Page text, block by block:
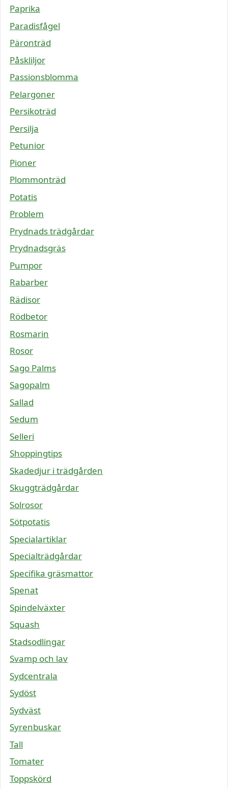
Paprika
Paradisfågel
Päronträd
Påskliljor
Passionsblomma
Pelargoner
Persikoträd
Persilja
Petunior
Pioner
Plommonträd
Potatis
Problem
Prydnads trädgårdar
Prydnadsgräs
Pumpor
Rabarber
Rädisor
Rödbetor
Rosmarin
Rosor
Sago Palms
Sagopalm
Sallad
Sedum
Selleri
Shoppingtips
Skadedjur i trädgården
Skuggträdgårdar
Solrosor
Sötpotatis
Specialartiklar
Specialträdgårdar
Specifika gräsmattor
Spenat
Spindelväxter
Squash
Stadsodlingar
Svamp och lav
Sydcentrala
Sydöst
Sydväst
Syrenbuskar
Tall
Tomater
Toppskörd